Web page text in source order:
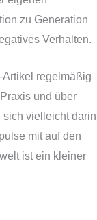
zu Generation
Verhalten.
Artikel regelmäßig
und über
sich vielleicht darin
mit auf den
ist ein kleiner